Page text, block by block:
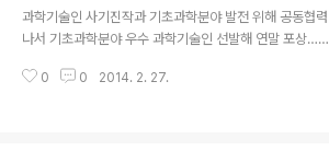
탁월한 업적을 인정받는 국내 연구자를 선정하여 학술 연
구에 전념할 수 있도록 지원하기 위해 2012년 제정됐다.
구자를 선정하여 6년 동안 3억 원의 연구장려금을 제공하
과학기술인 사기진작과 기초과학분야 발전 위해 공동협력
나서 기초과학분야 우수 과학기술인 선발해 연말 포상…상
학기술한림원이 우리나라 기초과학연구 진흥과 과학기술
0 0 2014. 2. 27.